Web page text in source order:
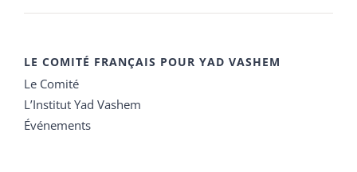
LE COMITÉ FRANÇAIS POUR YAD VASHEM
Le Comité
L’Institut Yad Vashem
Événements